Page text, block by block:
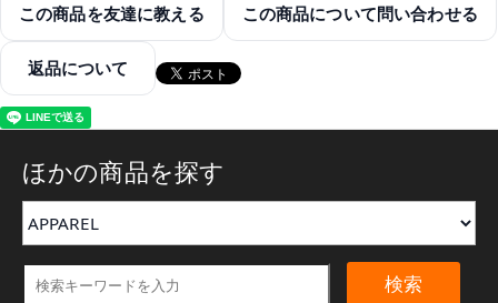
この商品を友達に教える この商品について問い合わせる
返品について
ほかの商品を探す
検索